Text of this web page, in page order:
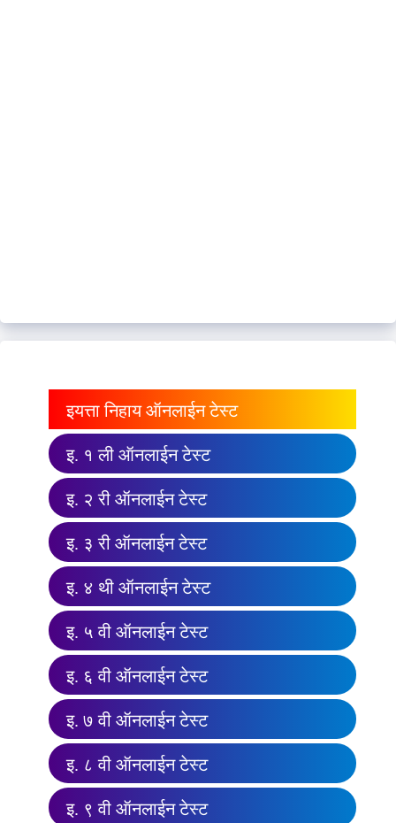
इयत्ता निहाय ऑनलाईन टेस्ट
इ. १ ली ऑनलाईन टेस्ट
इ. २ री ऑनलाईन टेस्ट
इ. ३ री ऑनलाईन टेस्ट
इ. ४ थी ऑनलाईन टेस्ट
इ. ५ वी ऑनलाईन टेस्ट
इ. ६ वी ऑनलाईन टेस्ट
इ. ७ वी ऑनलाईन टेस्ट
इ. ८ वी ऑनलाईन टेस्ट
इ. ९ वी ऑनलाईन टेस्ट